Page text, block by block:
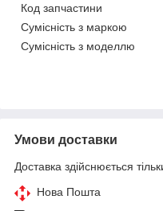
Код запчастини
Сумісність з маркою
Сумісність з моделлю
Умови доставки
Доставка здійснюється
Нова Пошта